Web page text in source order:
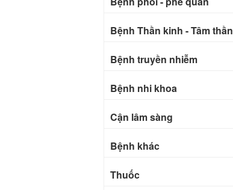
Bệnh Thần kinh - Tâm thần
Bệnh truyền nhiễm
Bệnh nhi khoa
Cận lâm sàng
Bệnh khác
Thuốc